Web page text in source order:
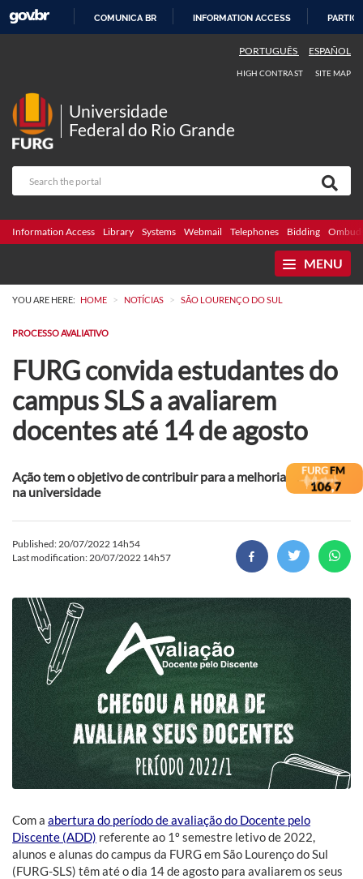
COMUNICA BR INFORMATION ACCESS
PORTUGUÊS ESPAÑOL
HIGH CONTRAST SITE MAP
Universidade
Federal do Rio Grande
Information Access Library Systems Webmail Telephones Bidding
MENU
YOU ARE HERE: HOME > NOTÍCIAS > SÃO LOURENÇO DO SUL
PROCESSO AVALIATIVO
FURG convida estudantes do
campus SLS a avaliarem
docentes até 14 de agosto
Ação tem o objetivo de contribuir para a melhoria do ensino
na universidade
Published: 20/07/2022 14h54
Last modification: 20/07/2022 14h57
Com a abertura do período de avaliação do Docente pelo
Discente (ADD) referente ao 1º semestre letivo de 2022,
alunos e alunas do campus da FURG em São Lourenço do Sul
(FURG-SLS) têm até o dia 14 de agosto para avaliarem os seus